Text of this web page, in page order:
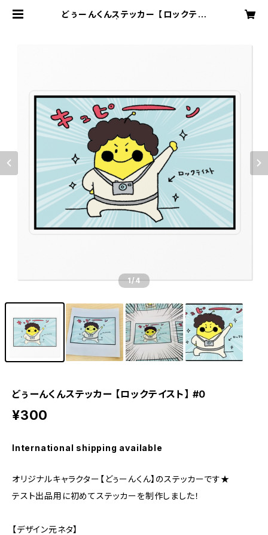
どぅーんくんステッカー 【ロックテイ
1/4
どぅーんくんステッカー 【ロックテイスト】 #0
¥300
International shipping available
オリジナルキャラクター【どぅーんくん】のステッカーです★
テスト出品用に初めてステッカーを制作しました！
【デザイン元ネタ】